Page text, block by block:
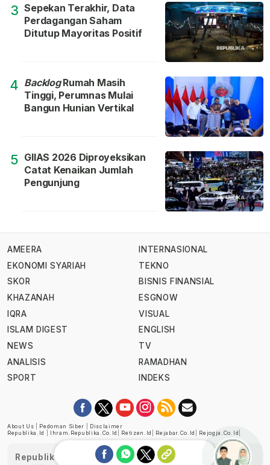
3 Sepekan Terakhir, Data
Perdagangan Saham
Ditutup Mayoritas Positif
4 BacklogRumah Masih
Tinggi, Perumnas Mulai
Bangun Hunian Vertikal
5 GIIAS 2026 Diproyeksikan
Catat Kenaikan Jumlah
Pengunjung
AMEERA
EKONOMI SYARIAH
SKOR
KHAZANAH
IQRA
ISLAM DIGEST
NEWS
ANALISIS
SPORT
INTERNASIONAL
TEKNO
BISNIS FINANSIAL
ESGNOW
VISUAL
ENGLISH
TV
RAMADHAN
INDEKS
About Us Pedoman Siber
Disclaimer
Republika.id
Ihram.republika.co.id Retizen.id Rejabar.co.id Rejogja.co.id
Republika telah diverifikasi oleh Dewan Pers